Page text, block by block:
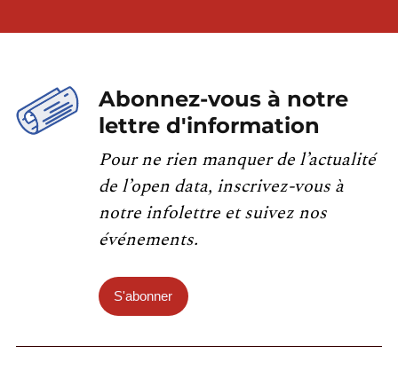
Abonnez-vous à notre
lettre d'information
Pour ne rien manquer de l’actualité
de l’open data, inscrivez-vous à
notre infolettre et suivez nos
événements.
S'abonner